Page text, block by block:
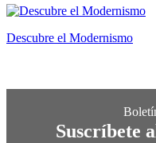
Descubre el Modernismo
Suscríbete